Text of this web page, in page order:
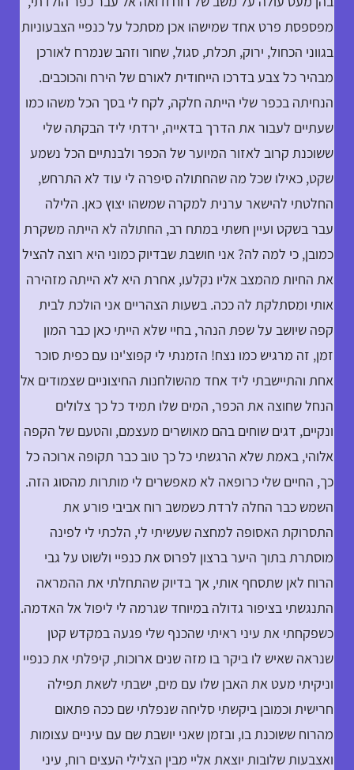
מפספסת פרט אחד שמישהו אכן מסתכל על כנפיי הצבעוניות
בגווני הכחול, ירוק, תכלת, סגול, שחור וזהב שנמרח לאורכן
מבהיר כל צבע בדרכו הייחודית לאורם של הירח והכוכבים.
הנחיתה בכפר שלי הייתה חלקה, לקח לי בסך הכל משהו כמו
שעתיים לעבור את הדרך בדאייה, ירדתי ליד הבקתה שלי
ששוכנת קרוב לאזור המיוער של הכפר ולבנתיים הכל נשמע
שקט, כאילו שכל מה שהחתולה סיפרה לי עוד לא התרחש,
החלטתי להישאר ערנית למקרה שמשהו יצוץ כאן. הלילה
עבר בשקט ועיין חשתי במתח רב, החתולה לא הייתה משקרת
כמובן, כי למה לה? אני חושבת שבדיוק כמוני היא רוצה להציל
את החיות מהמצב אליו נקלעו, אחרת היא לא הייתה מזהירה
אותי ומסתלקת לה ככה. בשעות הצהריים אני הולכת לבית
קפה שיושב על שפת הנהר, בחיי שלא הייתי כאן כבר המון
זמן, זה מרגיש כמו נצח! הזמנתי לי קפוצ'ינו עם כפית סוכר
אחת והתיישבתי ליד אחד מהשולחנות החיצוניים שצמודים אל
הנחל שחוצה את הכפר, המים שלו תמיד כל כך צלולים
ונקיים, דגים שוחים בהם מאושרים מעצמם, והטעם של הקפה
אלוהי, באמת שלא הרגשתי כל כך טוב כבר תקופה ארוכה כל
כך, החיים שלי כרופאה לא מאפשרים לי מותרות מהסוג הזה.
השמש כבר החלה לרדת כשמשב רוח אביבי פורע את
התסרוקת האסופה למחצה שעשיתי לי, הלכתי לי לפינה
מוסתרת בתוך היער ברצון לפרוס את כנפיי ולשוט על גבי
הרוח לאן שתסחף אותי, אך בדיוק שהתחלתי את ההמראה
התנגשתי בציפור גדולה במיוחד שגרמה לי ליפול אל האדמה.
כשפקחתי את עיני ראיתי שהכנף שלי פגעה במקדש קטן
שנראה שאיש לו ביקר בו מזה שנים ארוכות, קיפלתי את כנפיי
וניקיתי מעט את האבן שלו עם מים, ישבתי לשאת תפילה
חרישית וכמובן ביקשתי סליחה שנפלתי שם ככה פתאום
מהרוח ששוכנת בו, ובזמן שאני יושבת שם עם עיניים עצומות
ואצבעות שלובות יוצאת אליי מבין הצלילי העצים רוח, עיני